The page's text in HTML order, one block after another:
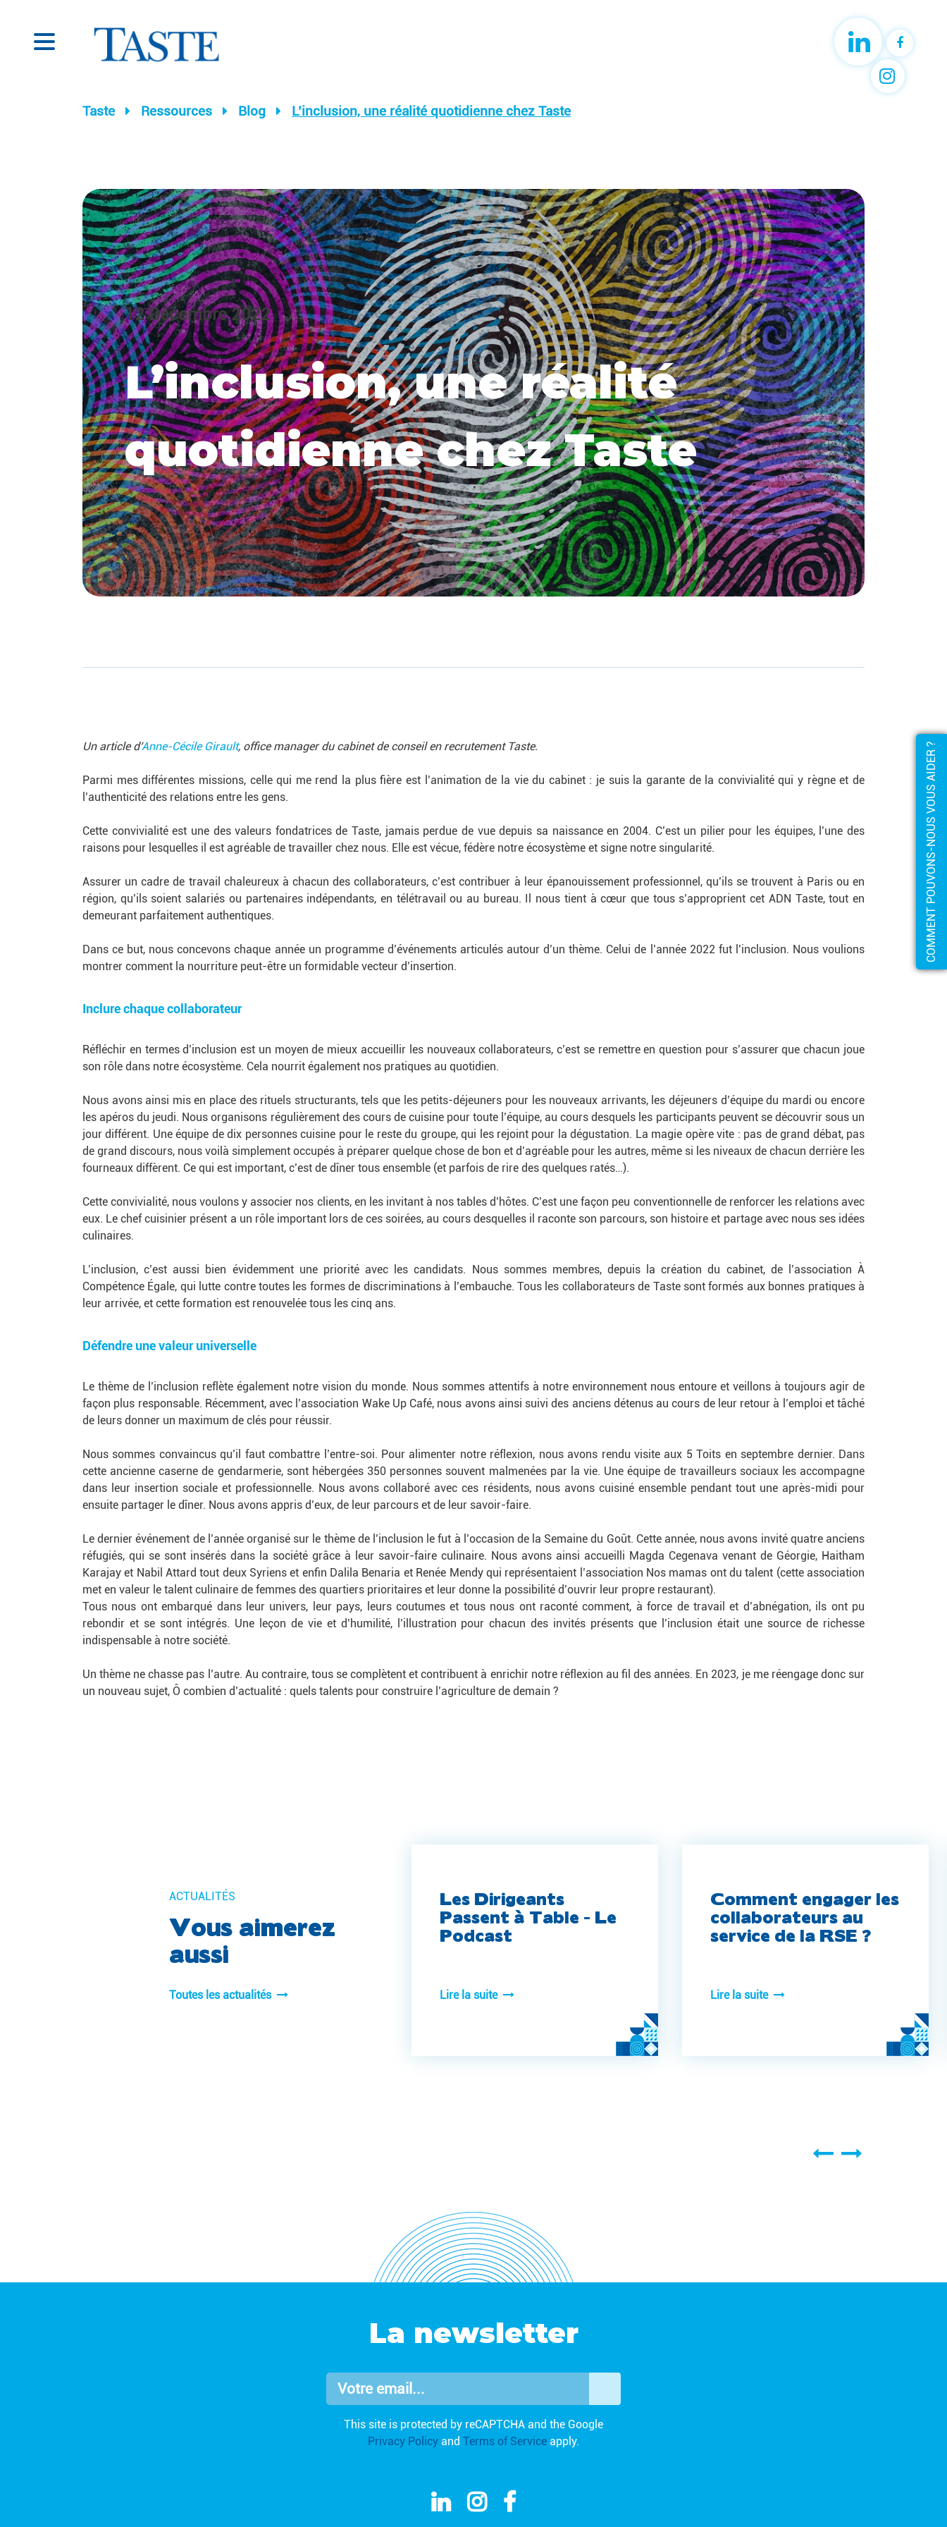
Taste Ressources Blog L’inclusion, une réalité quotidienne chez Taste
12 Décembre 2022
L’inclusion, une réalité
quotidienne chez Taste
Un article d’Anne-Cécile Girault, office manager du cabinet de conseil en recrutement Taste.
Parmi mes différentes missions, celle qui me rend la plus fière est l’animation de la vie du cabinet : je suis la garante de la convivialité qui y règne et de
l’authenticité des relations entre les gens.
Cette convivialité est une des valeurs fondatrices de Taste, jamais perdue de vue depuis sa naissance en 2004. C’est un pilier pour les équipes, l’une des
raisons pour lesquelles il est agréable de travailler chez nous. Elle est vécue, fédère notre écosystème et signe notre singularité.
Assurer un cadre de travail chaleureux à chacun des collaborateurs, c’est contribuer à leur épanouissement professionnel, qu’ils se trouvent à Paris ou en
région, qu’ils soient salariés ou partenaires indépendants, en télétravail ou au bureau. Il nous tient à cœur que tous s’approprient cet ADN Taste, tout en
demeurant parfaitement authentiques.
Dans ce but, nous concevons chaque année un programme d’événements articulés autour d’un thème. Celui de l’année 2022 fut l’inclusion. Nous voulions
montrer comment la nourriture peut-être un formidable vecteur d’insertion.
Inclure chaque collaborateur
Réfléchir en termes d’inclusion est un moyen de mieux accueillir les nouveaux collaborateurs, c’est se remettre en question pour s’assurer que chacun joue
son rôle dans notre écosystème. Cela nourrit également nos pratiques au quotidien.
Nous avons ainsi mis en place des rituels structurants, tels que les petits-déjeuners pour les nouveaux arrivants, les déjeuners d’équipe du mardi ou encore
les apéros du jeudi. Nous organisons régulièrement des cours de cuisine pour toute l’équipe, au cours desquels les participants peuvent se découvrir sous un
jour différent. Une équipe de dix personnes cuisine pour le reste du groupe, qui les rejoint pour la dégustation. La magie opère vite : pas de grand débat, pas
de grand discours, nous voilà simplement occupés à préparer quelque chose de bon et d’agréable pour les autres, même si les niveaux de chacun derrière les
fourneaux diffèrent. Ce qui est important, c’est de dîner tous ensemble (et parfois de rire des quelques ratés…).
Cette convivialité, nous voulons y associer nos clients, en les invitant à nos tables d’hôtes. C’est une façon peu conventionnelle de renforcer les relations avec
eux. Le chef cuisinier présent a un rôle important lors de ces soirées, au cours desquelles il raconte son parcours, son histoire et partage avec nous ses idées
culinaires.
L’inclusion, c’est aussi bien évidemment une priorité avec les candidats. Nous sommes membres, depuis la création du cabinet, de l’association À
Compétence Égale, qui lutte contre toutes les formes de discriminations à l’embauche. Tous les collaborateurs de Taste sont formés aux bonnes pratiques à
leur arrivée, et cette formation est renouvelée tous les cinq ans.
Défendre une valeur universelle
Le thème de l’inclusion reflète également notre vision du monde. Nous sommes attentifs à notre environnement nous entoure et veillons à toujours agir de
façon plus responsable. Récemment, avec l’association Wake Up Café, nous avons ainsi suivi des anciens détenus au cours de leur retour à l’emploi et tâché
de leurs donner un maximum de clés pour réussir.
Nous sommes convaincus qu’il faut combattre l’entre-soi. Pour alimenter notre réflexion, nous avons rendu visite aux 5 Toits en septembre dernier. Dans
cette ancienne caserne de gendarmerie, sont hébergées 350 personnes souvent malmenées par la vie. Une équipe de travailleurs sociaux les accompagne
dans leur insertion sociale et professionnelle. Nous avons collaboré avec ces résidents, nous avons cuisiné ensemble pendant tout une après-midi pour
ensuite partager le dîner. Nous avons appris d’eux, de leur parcours et de leur savoir-faire.
Le dernier événement de l’année organisé sur le thème de l’inclusion le fut à l’occasion de la Semaine du Goût. Cette année, nous avons invité quatre anciens
réfugiés, qui se sont insérés dans la société grâce à leur savoir-faire culinaire. Nous avons ainsi accueilli Magda Cegenava venant de Géorgie, Haitham
Karajay et Nabil Attard tout deux Syriens et enfin Dalila Benaria et Renée Mendy qui représentaient l’association Nos mamas ont du talent (cette association
met en valeur le talent culinaire de femmes des quartiers prioritaires et leur donne la possibilité d’ouvrir leur propre restaurant).
Tous nous ont embarqué dans leur univers, leur pays, leurs coutumes et tous nous ont raconté comment, à force de travail et d’abnégation, ils ont pu
rebondir et se sont intégrés. Une leçon de vie et d’humilité, l’illustration pour chacun des invités présents que l’inclusion était une source de richesse
indispensable à notre société.
Un thème ne chasse pas l’autre. Au contraire, tous se complètent et contribuent à enrichir notre réflexion au fil des années. En 2023, je me réengage donc sur
un nouveau sujet, Ô combien d’actualité : quels talents pour construire l’agriculture de demain ?
ACTUALITÉS
Vous aimerez
aussi
Toutes les actualités
Les Dirigeants
Passent à Table - Le
Podcast
Lire la suite
Comment engager les
collaborateurs au
service de la RSE ?
Lire la suite
La newsletter
Votre email...
This site is protected by reCAPTCHA and the Google
Privacy Policyand Terms of Serviceapply.
COMMENT POUVONS-NOUS VOUS AIDER ?